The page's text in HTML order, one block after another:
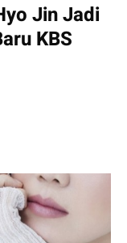
Jin Jadi
KBS